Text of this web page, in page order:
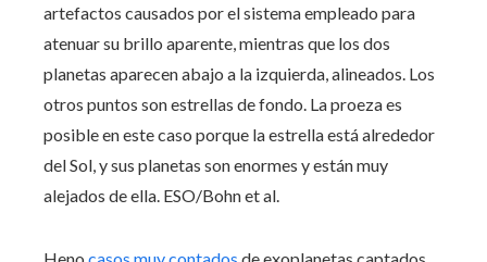
artefactos causados ​​​​por el sistema empleado para
atenuar su brillo aparente, mientras que los dos
planetas aparecen abajo a la izquierda, alineados. Los
otros puntos son estrellas de fondo. La proeza es
posible en este caso porque la estrella está alrededor
del Sol, y sus planetas son enormes y están muy
alejados de ella. ESO/Bohn et al.